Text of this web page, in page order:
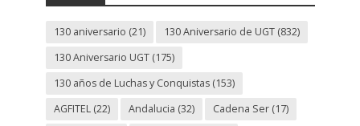
130 aniversario (21) 130 Aniversario de UGT(832)
130 Aniversario UGT(175)
130 años de Luchas y Conquistas(153)
AGFITEL(22) Andalucia (32) Cadena Ser(17)